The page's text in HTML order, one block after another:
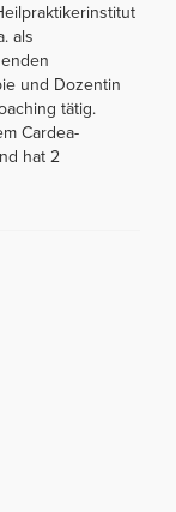
als
und Dozentin
tätig.
Cardea-
hat 2